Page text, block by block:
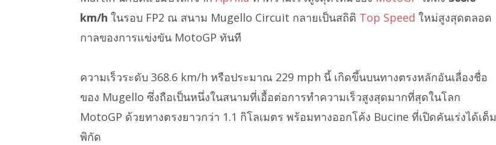
km/h ในรอบ FP2 ณ สนาม Mugello Circuit กลายเป็นสถิติ Top Speed ใหม่สูงสุดตลอด
กาลของการแข่งขัน MotoGP ทันที
ความเร็วระดับ 368.6 km/h หรือประมาณ 229 mph นี้ เกิดขึ้นบนทางตรงหลักอันเลื่องชื่อ
ของ Mugello ซึ่งถือเป็นหนึ่งในสนามที่เอื้อต่อการทำความเร็วสูงสุดมากที่สุดในโลก
MotoGP ด้วยทางตรงยาวกว่า 1.1 กิโลเมตร พร้อมทางออกโค้ง Bucine ที่เปิดคันเร่งได้เต็ม
พิกัด